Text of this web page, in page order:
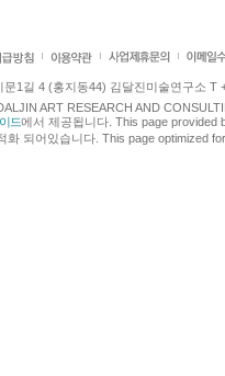
1길 4 (홍지동44) 김달진미술연구소 T
ART RESEARCH AND
드에서 제공됩니다. This page provided
화 되어있습니다. This page optimized